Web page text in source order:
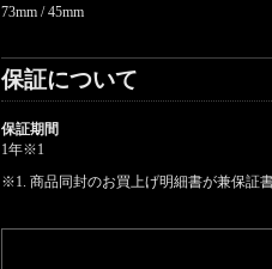
73mm / 45mm
保証について
保証期間
1年※1
※1. 商品同封のお買上げ明細書が兼保証